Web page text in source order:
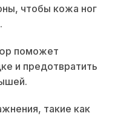
чтобы кожа ног
поможет
и предотвратить
такие как